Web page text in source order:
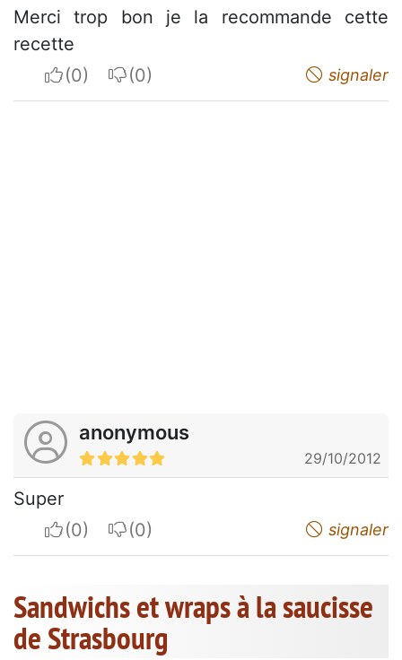
Merci trop bon je la recommande cette
recette
I apreciateI do not appreciate signaler
anonymous
29/10/2012
Super
I apreciateI do not appreciate signaler
Sandwichs et wraps à la saucisse
de Strasbourg